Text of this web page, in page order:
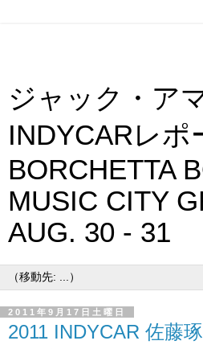
ジャック・ア
INDYCARレポ
BORCHETTA
MUSIC CITY
AUG. 30 - 31
2011年9月17日土曜日
2011 INDYCAR 佐藤